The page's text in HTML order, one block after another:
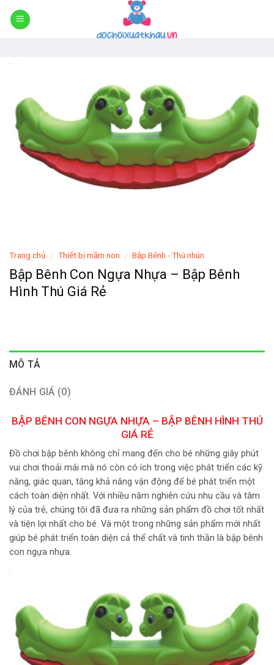
Skip
Trang chủ / Thiết bị mầm non / Bập Bênh - Thú nhún
Bập Bênh Con Ngựa Nhựa – Bập Bênh
Hình Thú Giá Rẻ
MÔ TẢ
ĐÁNH GIÁ (0)
BẬP BÊNH CON NGỰA NHỰA – BẬP BÊNH HÌNH THÚ
GIÁ RẺ
Đồ chơi bập bênh không chỉ mang đến cho bé những giây phút
vui chơi thoải mái mà nó còn có ích trong việc phát triển các kỹ
năng, giác quan, tăng khả năng vận động để bé phát triển một
cách toàn diện nhất. Với nhiều năm nghiên cứu nhu cầu và tâm
lý của trẻ, chúng tôi đã đưa ra những sản phẩm đồ chơi tốt nhất
và tiện lợi nhất cho bé. Và một trong những sản phẩm mới nhất
giúp bé phát triển toàn diện cả thể chất và tinh thần là bập bênh
con ngựa nhựa.